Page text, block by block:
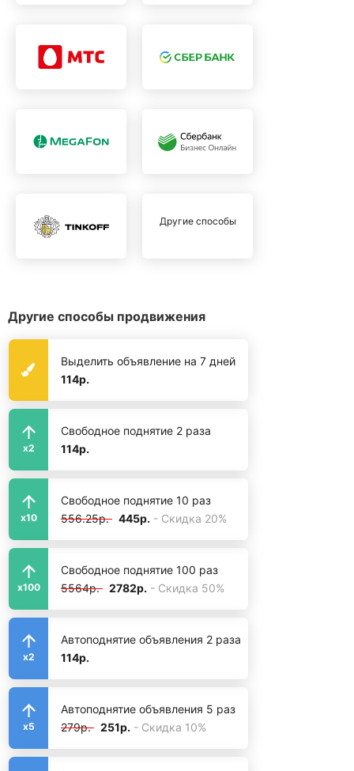
Другие способы
Другие способы продвижения
Выделить объявление на 7 дней
114р.
x2
Свободное поднятие 2 раза
114р.
x10
Свободное поднятие 10 раз
556.25р. 445р. - Скидка 20%
x100
Свободное поднятие 100 раз
5564р. 2782р. - Скидка 50%
x2
Автоподнятие объявления 2 раза
114р.
x5
Автоподнятие объявления 5 раз
279р. 251р. - Скидка 10%